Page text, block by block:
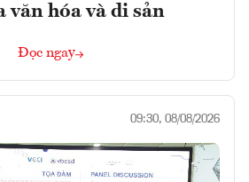
văn hóa và di sản
Đọc ngay
09:30, 08/08/2026